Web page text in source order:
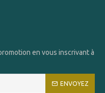
en vous inscrivant à
ENVOYEZ